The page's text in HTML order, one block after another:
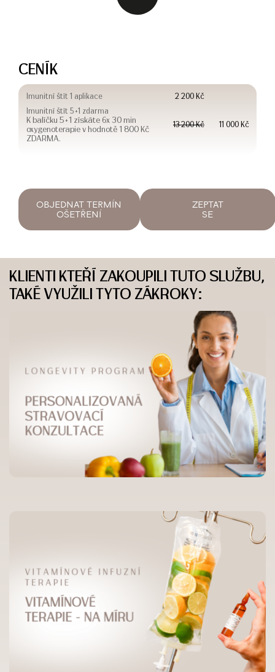
CENÍK
Imunitní štít 1 aplikace
2 200 Kč
Imunitní štít 5+1 zdarma
K balíčku 5+1 získáte 6x 30 min
oxygenoterapie v hodnotě 1 800 Kč
ZDARMA.
13 200 Kč 11 000 Kč
OBJEDNAT TERMÍN
OŠETŘENÍ
ZEPTAT
SE
KLIENTI KTEŘÍ ZAKOUPILI TUTO SLUŽBU,
TAKÉ VYUŽILI TYTO ZÁKROKY: